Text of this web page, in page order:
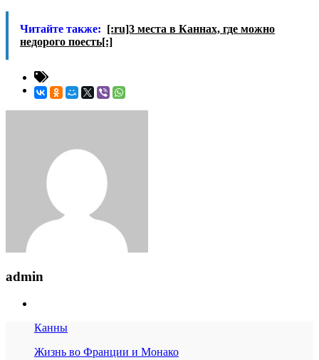
Читайте также: [:ru]3 места в Каннах, где можно
недорого поесть[:]
admin
Канны
Жизнь во Франции и Монако